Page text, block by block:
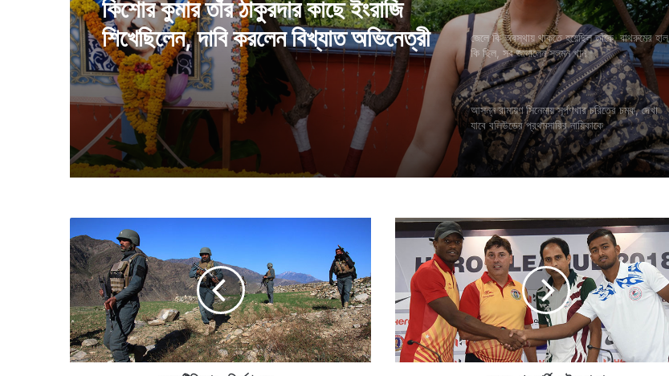
August 4, 2026
কিশোর কুমার তাঁর ঠাকুরদার কাছে ইংরাজি
শিখেছিলেন, দাবি করলেন বিখ্যাত অভিনেত্রী
জেলে কি অবস্থায় থাকতে হয়েছিল তাঁকে,
বাথরুমের হাল কি ছিল, সব জানালেন সলমন
খান
জেলে কি অবস্থায় থাকতে হয়েছিল তাঁকে, বাথরুমের হাল
কি ছিল, সব জানালেন সলমন খান
আসন্ন রামায়ণ সিনেমায় সূর্পণখার চরিত্রে চমক, দেখা
যাবে বলিউডের প্রথমসারির নায়িকাকে
ন্ত্যে
ষ্টি
ক্রি
য়া
য়
গু
লি
ব
ব
ছ
শে
ষ
ডা
র্বি
,